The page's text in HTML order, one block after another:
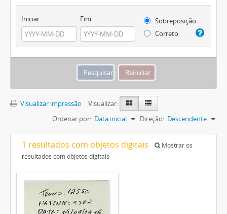
Iniciar Fim
Sobreposição
Correto
Visualizar impressão
Visualizar:
Ordenar por: Data inicial Direção: Descendente
1 resultados com objetos digitais
Mostrar os
resultados com objetos digitais